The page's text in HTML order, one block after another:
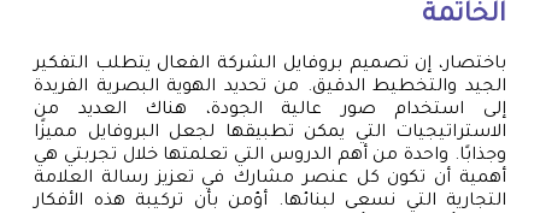
الخاتمة
باختصار، إن تصميم بروفايل الشركة الفعال يتطلب التفكير
الجيد والتخطيط الدقيق. من تحديد الهوية البصرية الفريدة
إلى استخدام صور عالية الجودة، هناك العديد من
الاستراتيجيات التي يمكن تطبيقها لجعل البروفايل مميزًا
وجذابًا. واحدة من أهم الدروس التي تعلمتها خلال تجربتي هي
أهمية أن تكون كل عنصر مشارك في تعزيز رسالة العلامة
التجارية التي نسعى لبنائها. أؤمن بأن تركيبة هذه الأفكار